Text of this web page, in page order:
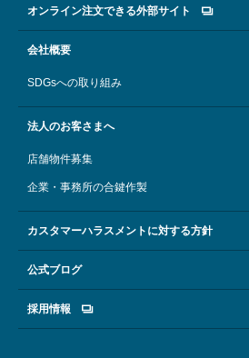
オンライン注文できる外部サイト
会社概要
SDGsへの取り組み
法人のお客さまへ
店舗物件募集
企業・事務所の合鍵作製
カスタマーハラスメントに対する方針
公式ブログ
採用情報